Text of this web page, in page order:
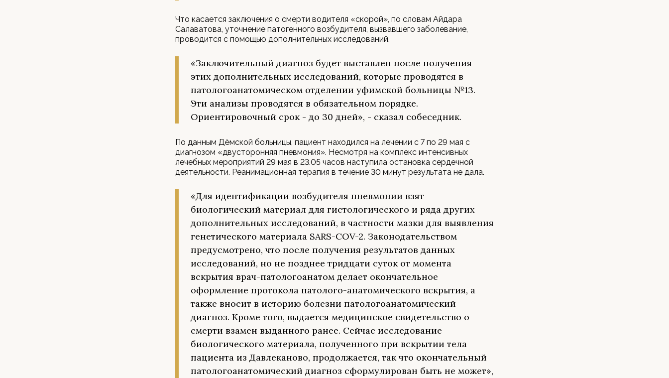
Что касается заключения о смерти водителя «скорой», по словам Айдара
Салаватова, уточнение патогенного возбудителя, вызвавшего заболевание,
проводится с помощью дополнительных исследований.
«Заключительный диагноз будет выставлен после получения
этих дополнительных исследований, которые проводятся в
патологоанатомическом отделении уфимской больницы №13.
Эти анализы проводятся в обязательном порядке.
Ориентировочный срок - до 30 дней», - сказал собеседник.
По данным Дёмской больницы, пациент находился на лечении с 7 по 29 мая с
диагнозом «двусторонняя пневмония». Несмотря на комплекс интенсивных
лечебных мероприятий 29 мая в 23.05 часов наступила остановка сердечной
деятельности. Реанимационная терапия в течение 30 минут результата не дала.
«Для идентификации возбудителя пневмонии взят
биологический материал для гистологического и ряда других
дополнительных исследований, в частности мазки для выявления
генетического материала SARS-COV-2. Законодательством
предусмотрено, что после получения результатов данных
исследований, но не позднее тридцати суток от момента
вскрытия врач-патологоанатом делает окончательное
оформление протокола патолого-анатомического вскрытия, а
также вносит в историю болезни патологоанатомический
диагноз. Кроме того, выдается медицинское свидетельство о
смерти взамен выданного ранее. Сейчас исследование
биологического материала, полученного при вскрытии тела
пациента из Давлеканово, продолжается, так что окончательный
патологоанатомический диагноз сформулирован быть не может»,